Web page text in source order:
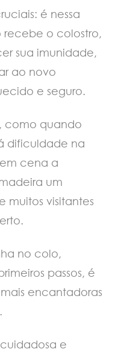
é nessa
recebe o colostro,
sua imunidade,
ao novo
e seguro.
como quando
dificuldade na
cena a
um
muitos visitantes
no colo,
passos, é
encantadoras
e